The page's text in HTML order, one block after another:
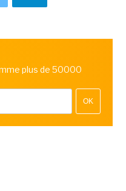
plus de 50000
OK